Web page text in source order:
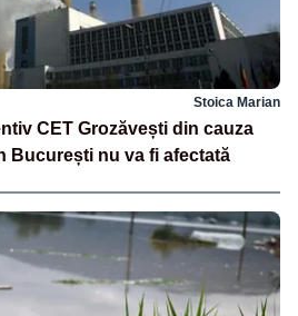
Stoica Marian
CET Grozăvești din cauza
București nu va fi afectată